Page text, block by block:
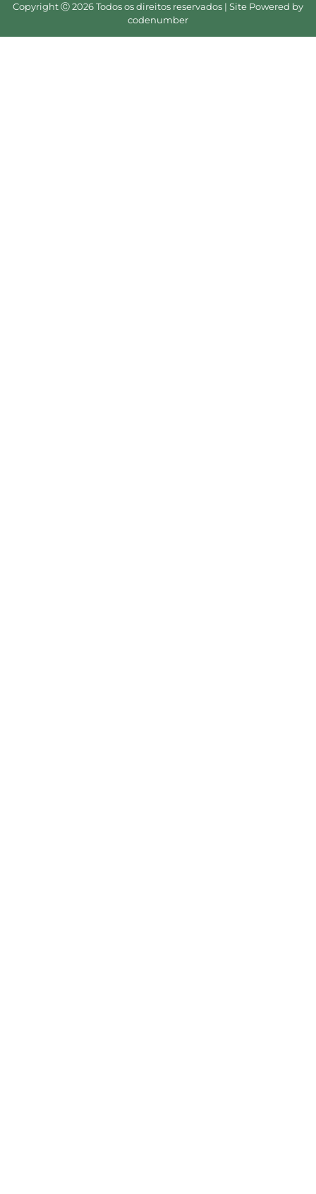
Copyright Ⓒ 2026 Todos os direitos reservados | Site Powered by
codenumber